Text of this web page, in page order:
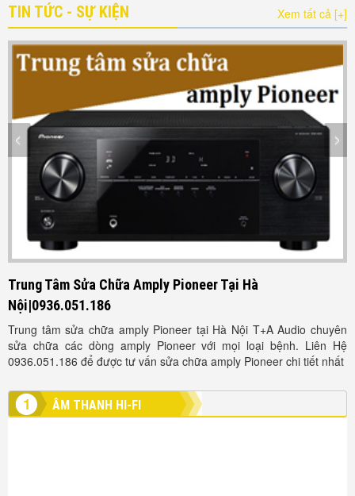
TIN TỨC - SỰ KIỆN Xem tất cả [+]
Trung Tâm Sửa Chữa Amply Pioneer Tại Hà
Nội|0936.051.186
Trung tâm sửa chữa amply Pioneer tại Hà Nội T+A Audio chuyên
sửa chữa các dòng amply Pioneer với mọi loại bệnh. Liên Hệ
0936.051.186 để được tư vấn sửa chữa amply Pioneer chi tiết nhất
1 ÂM THANH HI-FI